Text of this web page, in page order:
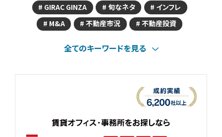
GIRAC GINZA
旬なネタ
インフレ
M&A
不動産市況 不動産投資
全てのキーワードを見る